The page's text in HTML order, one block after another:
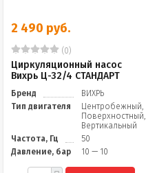
2 490 руб.
(0)
Циркуляционный насос
Вихрь Ц-32/4 СТАНДАРТ
Бренд
ВИХРЬ
Тип двигателя
Центробежный,
Поверхностный,
Вертикальный
Частота, Гц
50
Давление, бар
10 — 10